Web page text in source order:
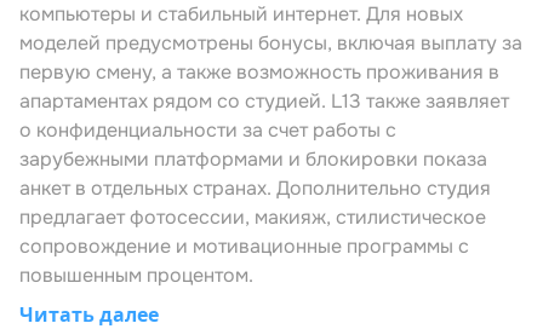
компьютеры и стабильный интернет. Для новых
моделей предусмотрены бонусы, включая выплату за
первую смену, а также возможность проживания в
апартаментах рядом со студией. L13 также заявляет
о конфиденциальности за счет работы с
зарубежными платформами и блокировки показа
анкет в отдельных странах. Дополнительно студия
предлагает фотосессии, макияж, стилистическое
сопровождение и мотивационные программы с
повышенным процентом.
Читать далее